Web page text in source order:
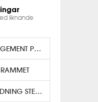
liknande
THE PRODUCT MANAGEMENT PROGRAM
PRAKTISK PROJEKTLEDNING STEG TVÅ